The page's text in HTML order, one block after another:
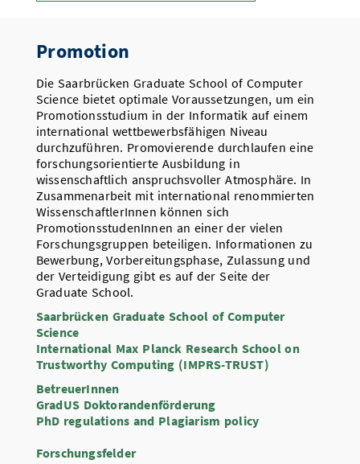
Promotion
Die Saarbrücken Graduate School of Computer
Science bietet optimale Voraussetzungen, um ein
Promotionsstudium in der Informatik auf einem
international wettbewerbsfähigen Niveau
durchzuführen. Promovierende durchlaufen eine
forschungsorientierte Ausbildung in
wissenschaftlich anspruchsvoller Atmosphäre. In
Zusammenarbeit mit international renommierten
WissenschaftlerInnen können sich
PromotionsstudenInnen an einer der vielen
Forschungsgruppen beteiligen. Informationen zu
Bewerbung, Vorbereitungsphase, Zulassung und
der Verteidigung gibt es auf der Seite der
Graduate School.
Saarbrücken Graduate School of Computer
Science
International Max Planck Research School on
Trustworthy Computing (IMPRS-TRUST)
BetreuerInnen
GradUS Doktorandenförderung
PhD regulations and Plagiarism policy
Forschungsfelder